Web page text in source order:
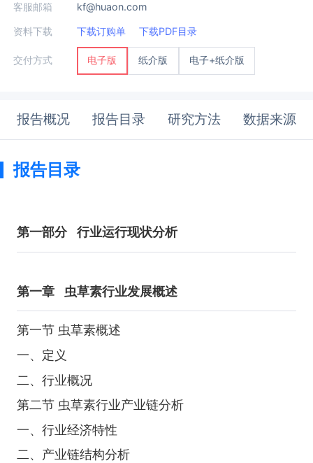
客服邮箱 kf@huaon.com
资料下载 下载订购单 下载PDF目录
交付方式 电子版 纸介版 电子+纸介版
报告概况 报告目录 研究方法 数据来源
报告目录
第一部分 行业运行现状分析
第一章 虫草素行业发展概述
第一节 虫草素概述
一、定义
二、行业概况
第二节 虫草素行业产业链分析
一、行业经济特性
二、产业链结构分析